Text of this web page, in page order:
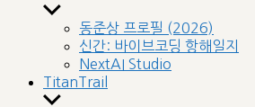
Show
sub
menu
동준상 프로필 (2026)
신간: 바이브코딩 항해일지
NextAI Studio
TitanTrail
Show